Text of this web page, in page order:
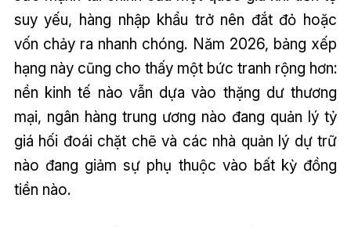
suy yếu, hàng nhập khẩu trở nên đắt đỏ hoặc
vốn chảy ra nhanh chóng. Năm 2026, bảng xếp
hạng này cũng cho thấy một bức tranh rộng hơn:
nền kinh tế nào vẫn dựa vào thặng dư thương
mại, ngân hàng trung ương nào đang quản lý tỷ
giá hối đoái chặt chẽ và các nhà quản lý dự trữ
nào đang giảm sự phụ thuộc vào bất kỳ đồng
tiền nào.